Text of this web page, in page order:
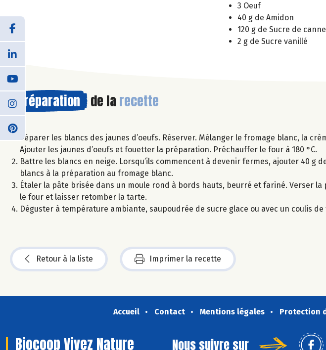
3 Oeuf
40 g de Amidon
120 g de Sucre de canne
2 g de Sucre vanillé
Préparation de la recette
Séparer les blancs des jaunes d’oeufs. Réserver. Mélanger le fromage blanc, la
Ajouter les jaunes d’oeufs et fouetter la préparation. Préchauffer le four à 180 °C.
Battre les blancs en neige. Lorsqu’ils commencent à devenir fermes, ajouter 40 g
blancs à la préparation au fromage blanc.
Étaler la pâte brisée dans un moule rond à bords hauts, beurré et fariné. Verser
le four et laisser retomber la tarte.
Déguster à température ambiante, saupoudrée de sucre glace ou avec un coulis
Retour à la liste Imprimer la recette
Accueil Contact Mentions légales Protection
Biocoop Vivez Nature Nous suivre sur